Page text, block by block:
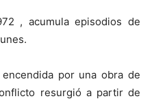
, acumula episodios de
por una obra de
resurgió a partir de